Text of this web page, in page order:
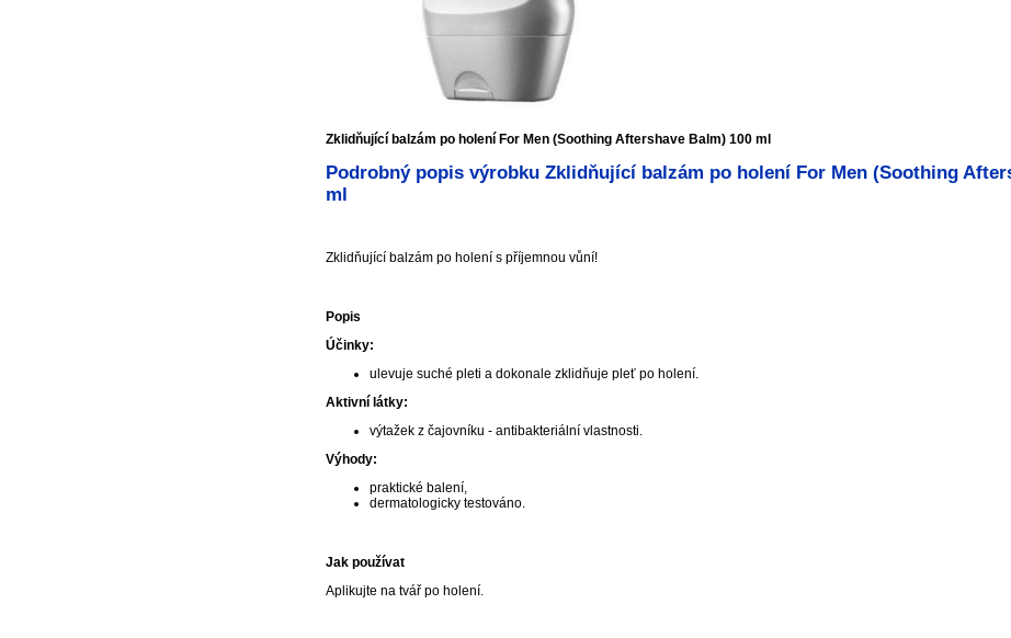
Zklidňující balzám po holení For Men (Soothing Aftershave Balm) 100 ml
Podrobný popis výrobku Zklidňující balzám po holení For Men (Soothing
ml
Zklidňující balzám po holení s příjemnou vůní!
Popis
Účinky:
ulevuje suché pleti a dokonale zklidňuje pleť po holení.
Aktivní látky:
výtažek z čajovníku - antibakteriální vlastnosti.
Výhody:
praktické balení,
dermatologicky testováno.
Jak používat
Aplikujte na tvář po holení.